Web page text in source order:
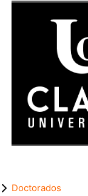
Doctorados